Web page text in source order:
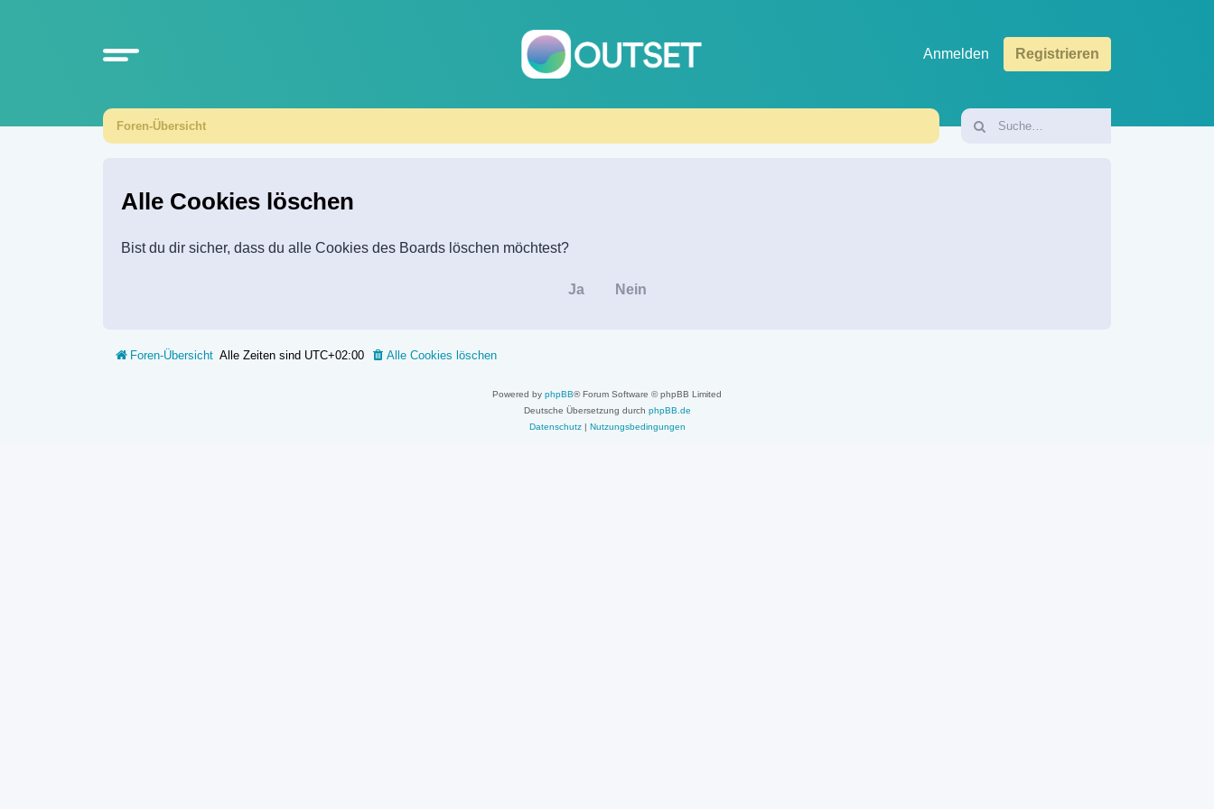
Anmelden Registrieren
Foren-Übersicht
Alle Cookies löschen
Bist du dir sicher, dass du alle Cookies des Boards löschen möchtest?
Foren-Übersicht Alle Zeiten sind UTC+02:00 Alle Cookies löschen
Powered by phpBB® Forum Software © phpBB Limited
Deutsche Übersetzung durch phpBB.de
Datenschutz| Nutzungsbedingungen